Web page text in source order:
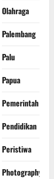
Olahraga
Palembang
Palu
Papua
Pemerintah
Pendidikan
Peristiwa
Photography